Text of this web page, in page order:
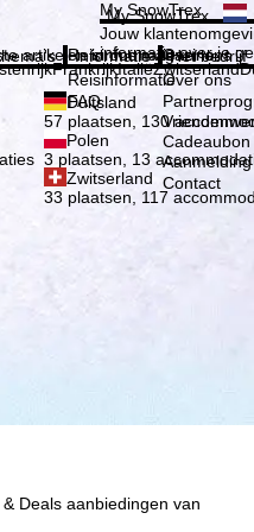
My SnowTrex
My SnowTrex
Jouw
informatie over je
FrankrijkItaliëZwitserland
Duitsland
57 plaatsen, 130
Polen
3 plaatsen, 13
Zwitserland
33 plaatsen, 117
artikelen in ons magazine
Informatie
Reisinformatie
Reisinformatie
FAQ
Het bedrijf
Over ons
Over ons
Cadeaubon
Contact
Deals aanbiedingen van